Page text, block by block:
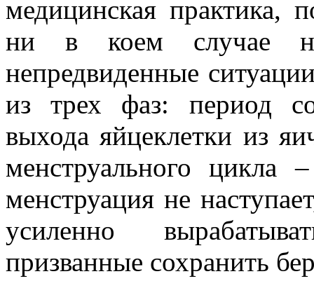
медицинская практика,
ни в коем случае
непредвиденные
из трех фаз: период
выхода яйцеклетки из
менструального цикла
менструация не
усиленно
призванные сохранить